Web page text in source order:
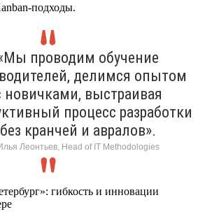
подходы.
проводим обучение
делимся опытом
новичками, выстраивая
процесс разработки
без кранчей и авралов».
Леонтьев, Head of IT Methodologies